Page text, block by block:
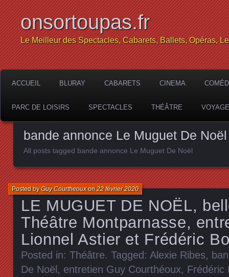
onsortoupas.fr
Le Meilleur des Spectacles, Cabarets, Ballets, Opéras,
ACCUEIL BLURAY CABARETS CINEMA
PARC DE LOISIRS SPECTACLES THÉÂTRE
bande annonce Le Muguet De Noël
All posts tagged bande annonce Le Muguet De Noël
LE MUGUET DE NOËL,
Théâtre Montparnasse,
Lionnel Astier et Frédéric
Posted byGuy Courtheouxon22 février 2020
Posted in: Théâtre. Tagged: Alexie Ribes,
De Noël, entretien Guy Courthéoux, Frédéric